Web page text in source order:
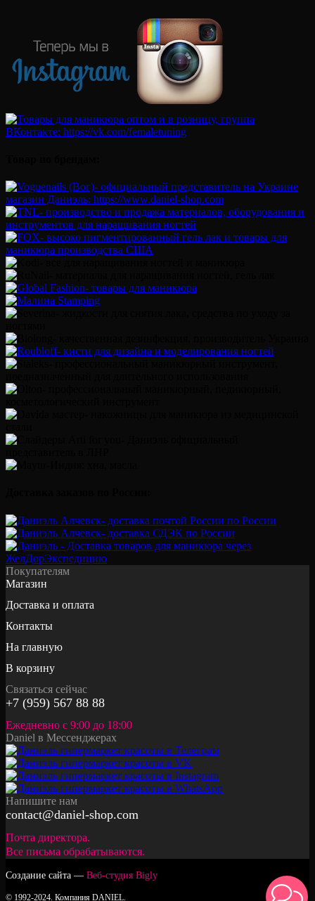
Покупателям
Магазин
Доставка и оплата
Контакты
На главную
В корзину
Связаться сейчас
+7 (959) 567 88 88
Ежедневно с 9:00 до 18:00
Daniel в Мессенджерах
Напишите нам
contact@daniel-shop.com
Почта директора.
Все письма обрабатываются.
Создание сайта — Веб-студия Bigly
© 1992-2024. Компания DANIEL.